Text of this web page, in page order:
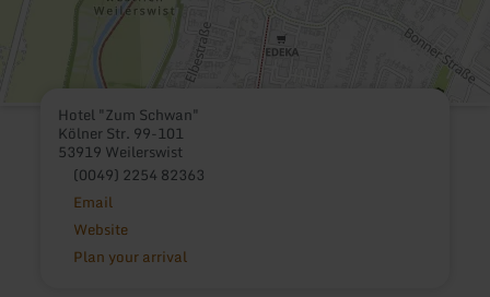
Hotel "Zum Schwan"
Kölner Str. 99-101
53919 Weilerswist
(0049) 2254 82363
Email
Website
Plan your arrival